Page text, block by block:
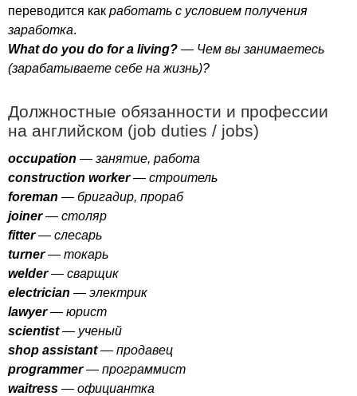
переводится как работать с условием получения
заработка.
What do you do for a living? — Чем вы занимаетесь
(зарабатываете себе на жизнь)?
Должностные обязанности и профессии
на английском (job duties / jobs)
occupation — занятие, работа
construction worker— строитель
foreman — бригадир, прораб
joiner— столяр
fitter— слесарь
turner— токарь
welder— сварщик
electrician — электрик
lawyer— юрист
scientist— ученый
shop assistant— продавец
programmer— программист
waitress — официантка